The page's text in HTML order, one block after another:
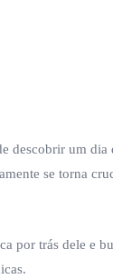
descobrir um
se torna
por trás dele e